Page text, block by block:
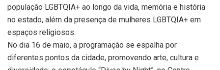
população LGBTQIA+ ao longo da vida, memória e história
no estado, além da presença de mulheres LGBTQIA+ em
espaços religiosos.
No dia 16 de maio, a programação se espalha por
diferentes pontos da cidade, promovendo arte, cultura e